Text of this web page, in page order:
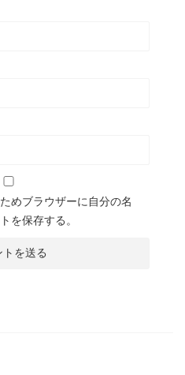
めブラウザーに自分の名
を保存する。